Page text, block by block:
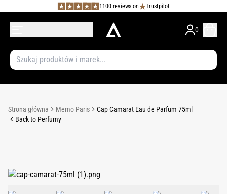
1100 reviews on Trustpilot
0
Strona główna Memo Paris
Cap Camarat Eau de Parfum 75ml
Back to Perfumy